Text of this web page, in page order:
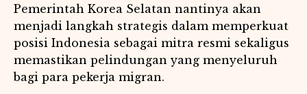
Pemerintah Korea Selatan nantinya akan
menjadi langkah strategis dalam memperkuat
posisi Indonesia sebagai mitra resmi sekaligus
memastikan pelindungan yang menyeluruh
bagi para pekerja migran.